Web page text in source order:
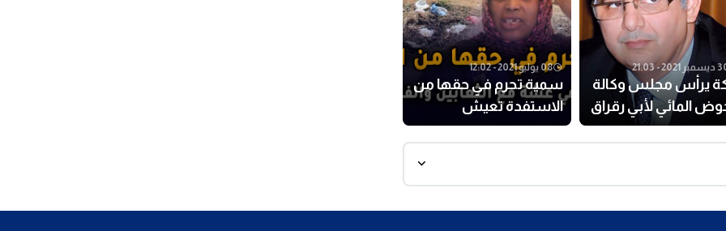
2021 - 21:03
يرأس مجلس وكالة
المائي لأبي رقراق
08 يوليو 2021 - 12:02
سمية تحرم في حقها من
الاستفدة تعيش
التشرد:”عايشا فعشة